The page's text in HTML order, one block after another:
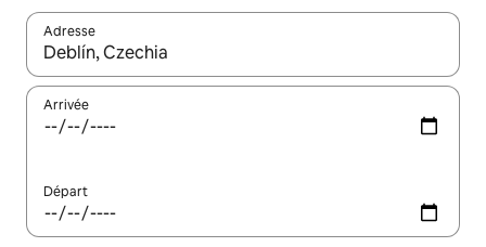
Adresse
Lorsque les résultats s'affichent, utilisez les flèches vers le
Arrivée
Départ